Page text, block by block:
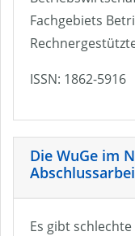
Fachgebiets
ISSN: 1862-5916
Die WuGe im
Es gibt